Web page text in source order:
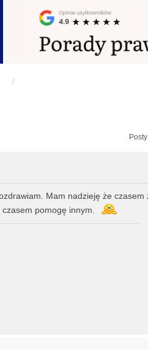
Mam nadzieję że czasem
pomogę innym.